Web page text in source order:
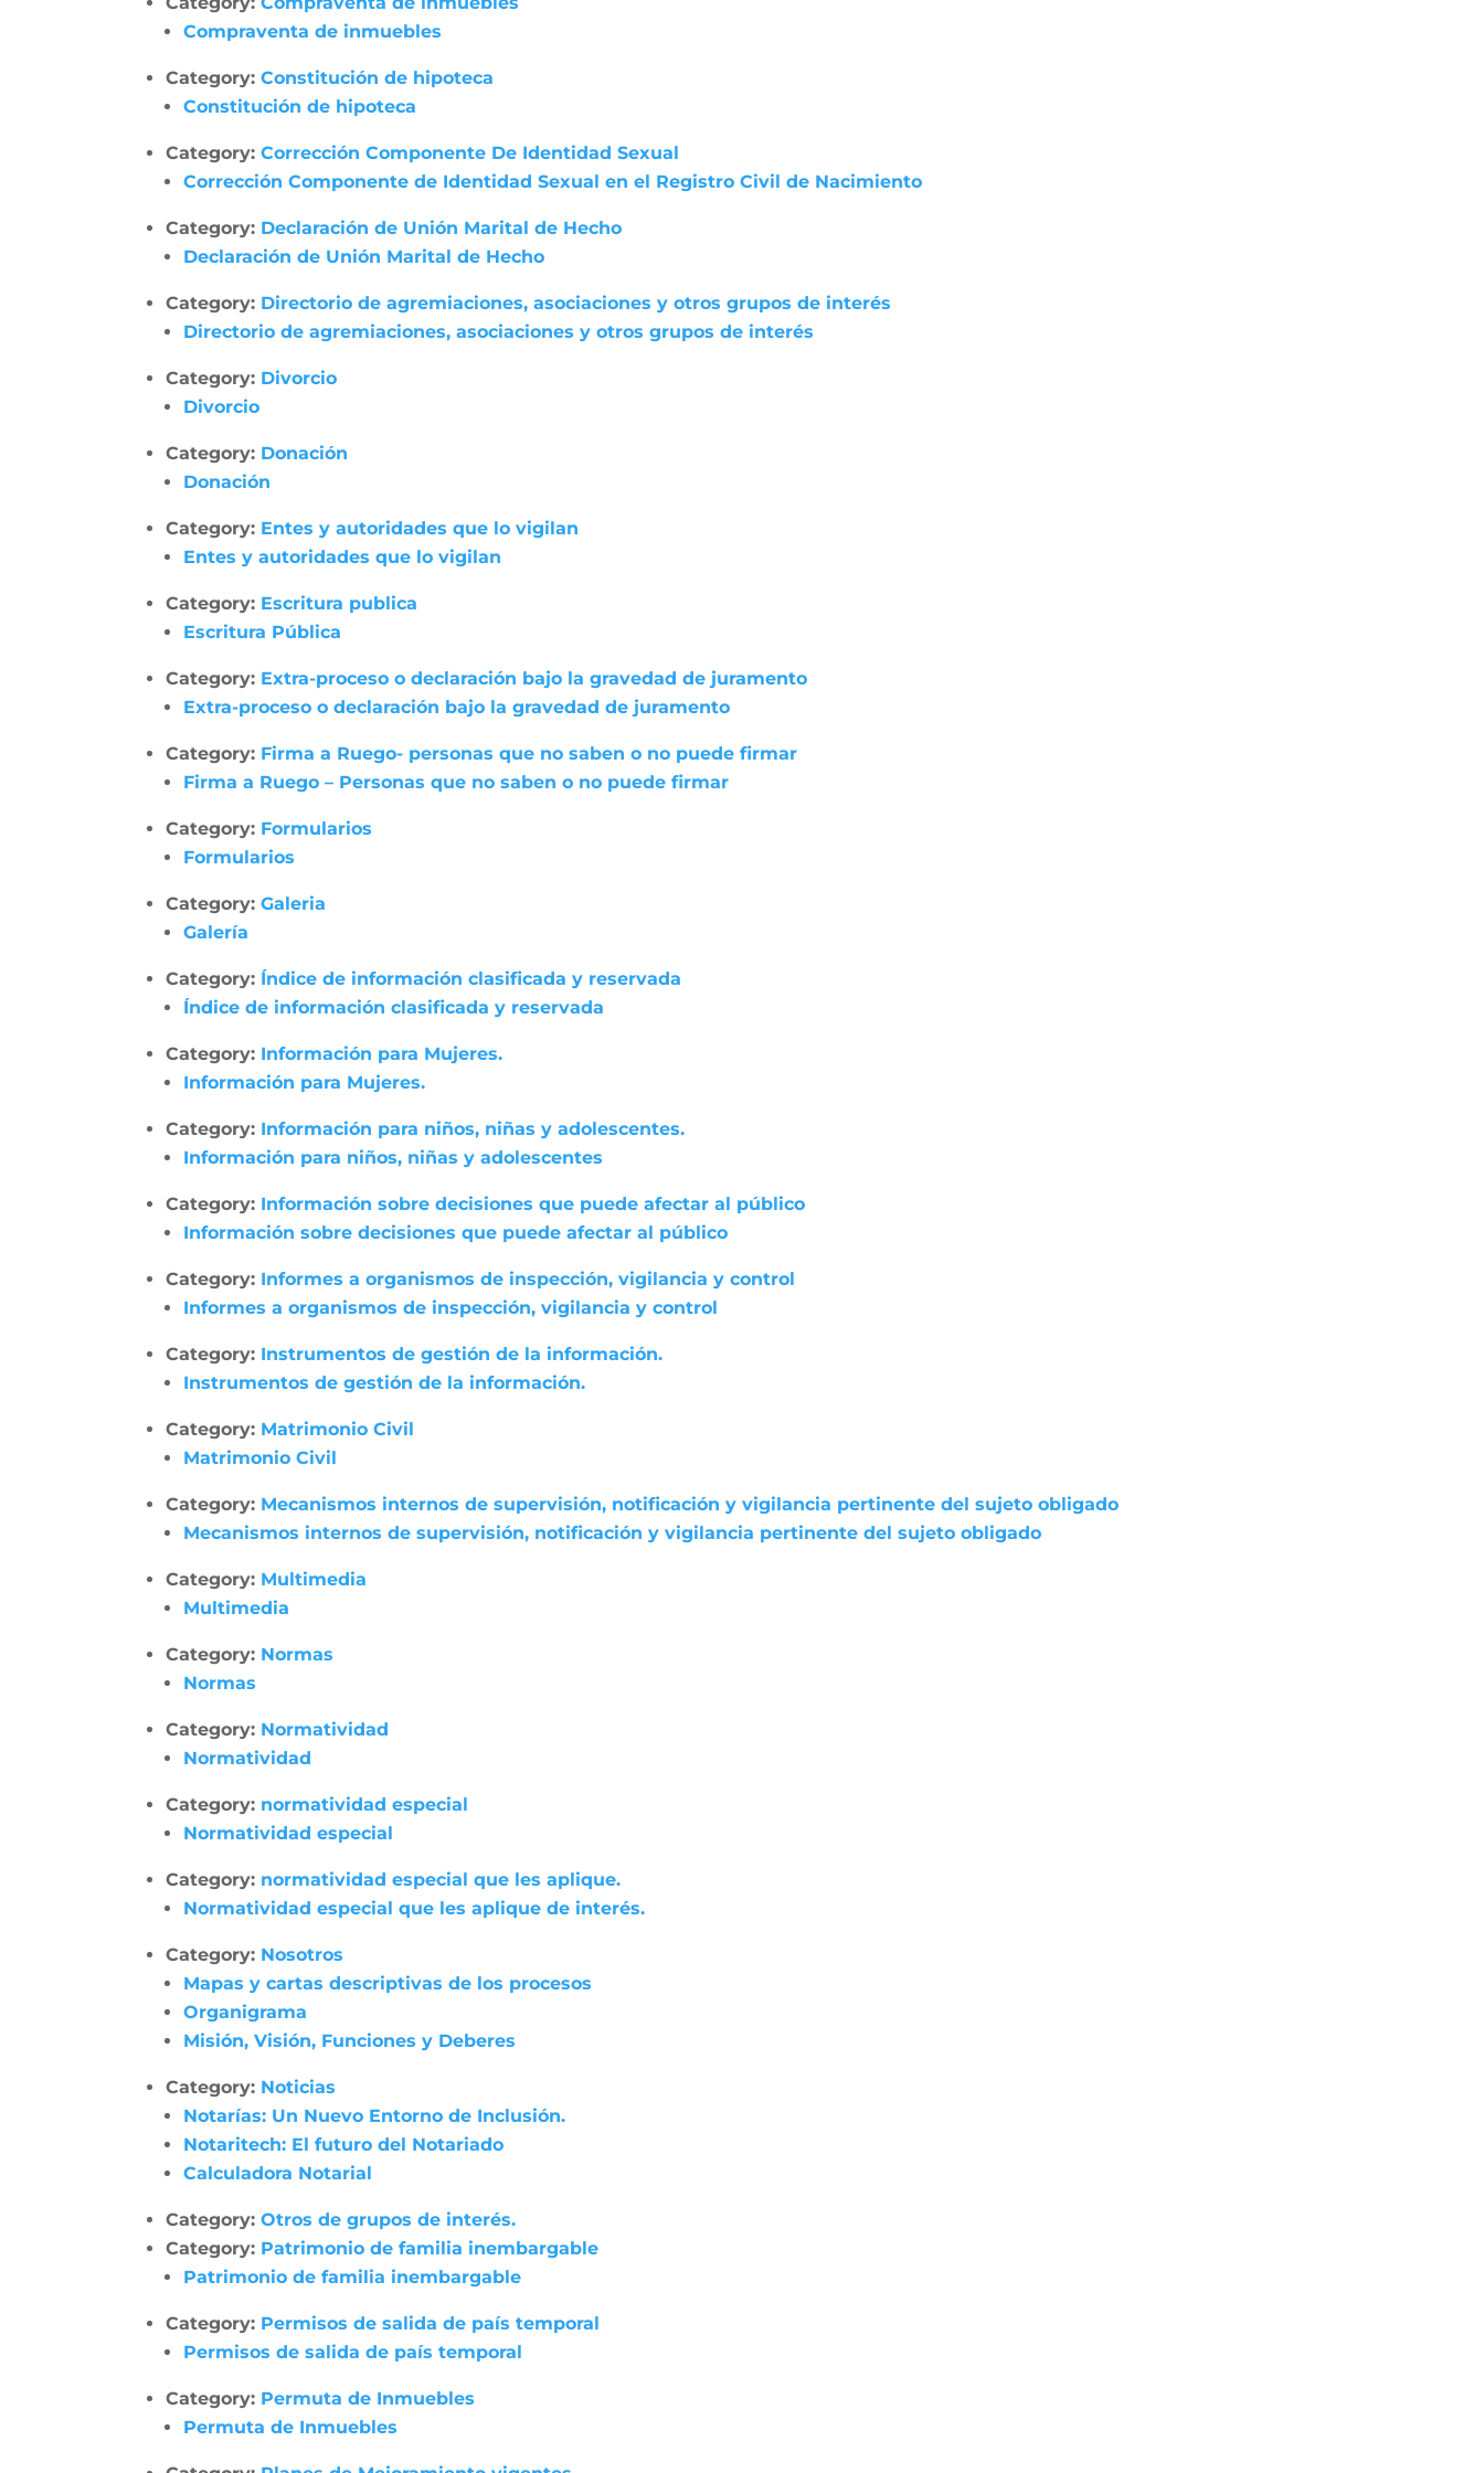
Compraventa de inmuebles
Category:Constitución de hipoteca
Constitución de hipoteca
Category:Corrección Componente De Identidad Sexual
Corrección Componente de Identidad Sexual en el Registro Civil de Nacimiento
Category: Declaración de Unión Marital de Hecho
Declaración de Unión Marital de Hecho
Category: Directorio de agremiaciones, asociaciones y otros grupos de interés
Directorio de agremiaciones, asociaciones y otros grupos de interés
Category: Divorcio
Divorcio
Category: Donación
Donación
Category: Entes y autoridades que lo vigilan
Entes y autoridades que lo vigilan
Category: Escritura publica
Escritura Pública
Category: Extra-proceso o declaración bajo la gravedad de juramento
Extra-proceso o declaración bajo la gravedad de juramento
Category: Firma a Ruego- personas que no saben o no puede firmar
Firma a Ruego – Personas que no saben o no puede firmar
Category: Formularios
Formularios
Category:Galeria
Galería
Category: Índice de información clasificada y reservada
Índice de información clasificada y reservada
Category: Información para Mujeres.
Información para Mujeres.
Category: Información para niños, niñas y adolescentes.
Información para niños, niñas y adolescentes
Category: Información sobre decisiones que puede afectar al público
Información sobre decisiones que puede afectar al público
Category: Informes a organismos de inspección, vigilancia y control
Informes a organismos de inspección, vigilancia y control
Category: Instrumentos de gestión de la información.
Instrumentos de gestión de la información.
Category: Matrimonio Civil
Matrimonio Civil
Category: Mecanismos internos de supervisión, notificación y vigilancia pertinente del sujeto obligado
Mecanismos internos de supervisión, notificación y vigilancia pertinente del sujeto obligado
Category: Multimedia
Multimedia
Category: Normas
Normas
Category: Normatividad
Normatividad
Category: normatividad especial
Normatividad especial
Category: normatividad especial que les aplique.
Normatividad especial que les aplique de interés.
Category: Nosotros
Mapas y cartas descriptivas de los procesos
Organigrama
Misión, Visión, Funciones y Deberes
Category: Noticias
Notarías: Un Nuevo Entorno de Inclusión.
Notaritech: El futuro del Notariado
Calculadora Notarial
Category:Otros de grupos de interés.
Category: Patrimonio de familia inembargable
Patrimonio de familia inembargable
Category: Permisos de salida de país temporal
Permisos de salida de país temporal
Category: Permuta de Inmuebles
Permuta de Inmuebles